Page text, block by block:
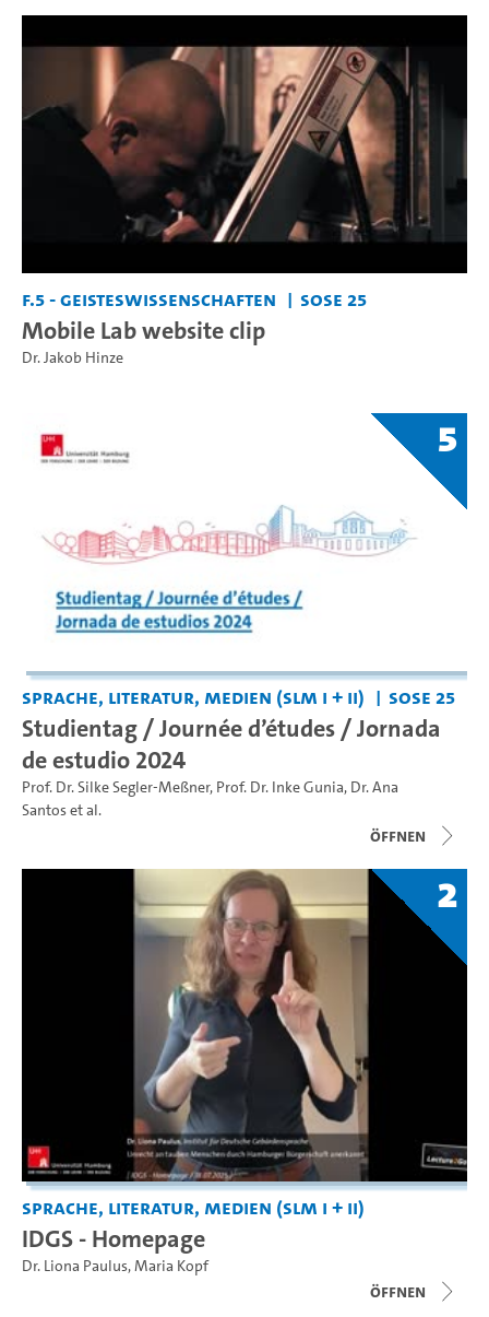
F.5 - Geisteswissenschaften SoSe 25
Mobile Lab website clip
Dr. Jakob Hinze
5
Sprache, Literatur, Medien (SLM I + II) SoSe 25
Studientag / Journée d’études / Jornada
de estudio 2024
Prof. Dr. Silke Segler-Meßner, Prof. Dr. Inke Gunia, Dr. Ana
Santoset al.
Öffnen
2
Sprache, Literatur, Medien (SLM I + II)
IDGS - Homepage
Dr. Liona Paulus,Maria Kopf
Öffnen